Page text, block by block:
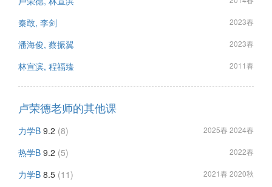
秦敢, 李剑 2023春
潘海俊, 蔡振翼 2023春
林宣滨, 程福臻 2011春
卢荣德老师的其他课
力学B 9.2 (8) 2025春 2024春
热学B 9.2 (5) 2022春
力学B 8.5 (11) 2021春 2020秋